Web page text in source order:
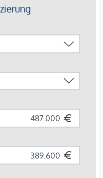
(Raffstores, EG mit
Fensterspaltlüftern
netto zzgl. 20% USt.